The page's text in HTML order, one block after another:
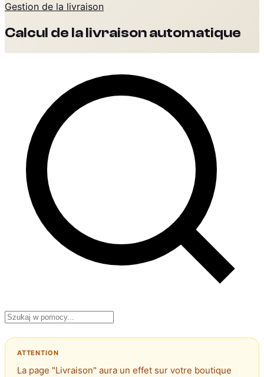
Gestion de la livraison
Calcul de la livraison automatique
La page "Livraison" aura un effet sur votre boutique